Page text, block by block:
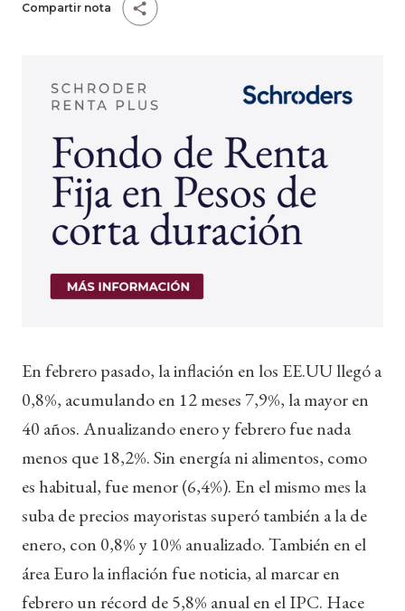
Compartir nota
En febrero pasado, la inflación en los EE.UU llegó a
0,8%, acumulando en 12 meses 7,9%, la mayor en
40 años. Anualizando enero y febrero fue nada
menos que 18,2%. Sin energía ni alimentos, como
es habitual, fue menor (6,4%). En el mismo mes la
suba de precios mayoristas superó también a la de
enero, con 0,8% y 10% anualizado. También en el
área Euro la inflación fue noticia, al marcar en
febrero un récord de 5,8% anual en el IPC. Hace